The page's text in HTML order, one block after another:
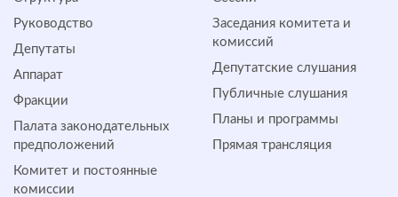
Руководство
Депутаты
Аппарат
Фракции
Палата законодательных
предположений
Комитет и постоянные
комиссии
Заседания комитета и
комиссий
Депутатские слушания
Публичные слушания
Планы и программы
Прямая трансляция